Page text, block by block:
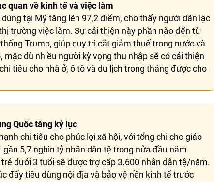
quan về kinh tế và việc làm
tại Mỹ tăng lên 97,2 điểm, cho thấy người dân lạc
trường việc làm. Sự cải thiện này phần nào đến từ
Trump, giúp duy trì cắt giảm thuế trong nước và
mặc dù nhiều người kỳ vọng thu nhập sẽ có cải thiện
tiêu cho nhà ở, ô tô và du lịch trong tháng được cho
Quốc tăng kỷ lục
chi tiêu cho phúc lợi xã hội, với tổng chi cho giáo
5,7 nghìn tỷ nhân dân tệ trong nửa đầu năm.
dưới 3 tuổi sẽ được trợ cấp 3.600 nhân dân tệ/năm.
đẩy tiêu dùng nội địa và bảo vệ nền kinh tế trước